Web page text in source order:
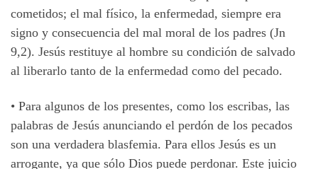
cometidos; el mal físico, la enfermedad, siempre era
signo y consecuencia del mal moral de los padres (Jn
9,2). Jesús restituye al hombre su condición de salvado
al liberarlo tanto de la enfermedad como del pecado.
• Para algunos de los presentes, como los escribas, las
palabras de Jesús anunciando el perdón de los pecados
son una verdadera blasfemia. Para ellos Jesús es un
arrogante, ya que sólo Dios puede perdonar. Este juicio